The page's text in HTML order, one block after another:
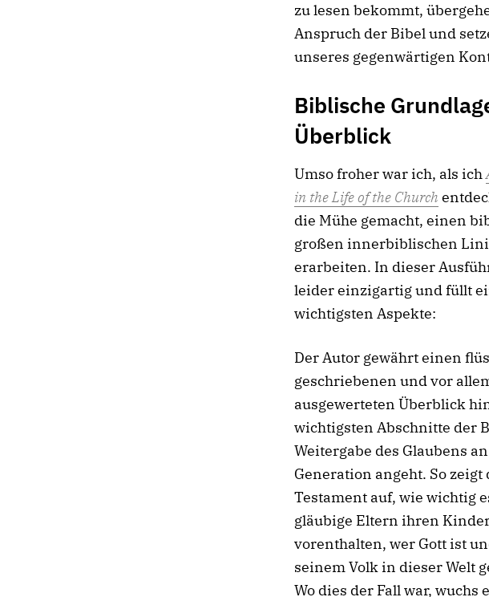
zu lesen bekommt,
Anspruch der Bibel und
unseres gegenwärtigen
Biblische
Überblick
Umso froher war ich, als ich
in the Life of the Church
die Mühe gemacht, einen
großen innerbiblischen
erarbeiten. In dieser
leider einzigartig und füllt
wichtigsten Aspekte:
Der Autor gewährt einen
geschriebenen und vor
ausgewerteten Überblick
wichtigsten Abschnitte der
Weitergabe des Glaubens
Generation angeht. So zeigt
Testament auf, wie wichtig
gläubige Eltern ihren
vorenthalten, wer Gott ist
seinem Volk in dieser Welt
Wo dies der Fall war, wuchs